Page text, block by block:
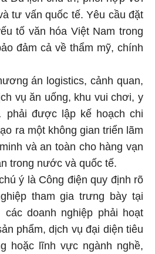
tư vấn quốc tế. Yêu cầu đặt
tố văn hóa Việt Nam trong
đảm cả về thẩm mỹ, chính
án logistics, cảnh quan,
vụ ăn uống, khu vui chơi, y
được lập kế hoạch chi
ra một không gian triển lãm
và an toàn cho hàng vạn
trong nước và quốc tế.
ý là Công điện quy định rõ
tham gia trưng bày tại
các doanh nghiệp phải hoạt
phẩm, dịch vụ đại diện tiêu
hoặc lĩnh vực ngành nghề,